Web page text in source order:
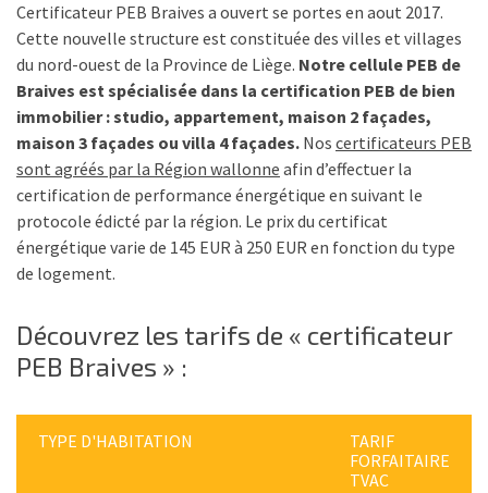
Certificateur PEB Braives a ouvert se portes en aout 2017.
Cette nouvelle structure est constituée des villes et villages
du nord-ouest de la Province de Liège. Notre cellule PEB de
Braives est spécialisée dans la certification PEB de bien
immobilier : studio, appartement, maison 2 façades,
maison 3 façades ou villa 4 façades. Nos certificateurs PEB
sont agréés par la Région wallonne afin d’effectuer la
certification de performance énergétique en suivant le
protocole édicté par la région. Le prix du certificat
énergétique varie de 145 EUR à 250 EUR en fonction du type
de logement.
Découvrez les tarifs de « certificateur
PEB Braives » :
TYPE D'HABITATION
TARIF
FORFAITAIRE
TVAC